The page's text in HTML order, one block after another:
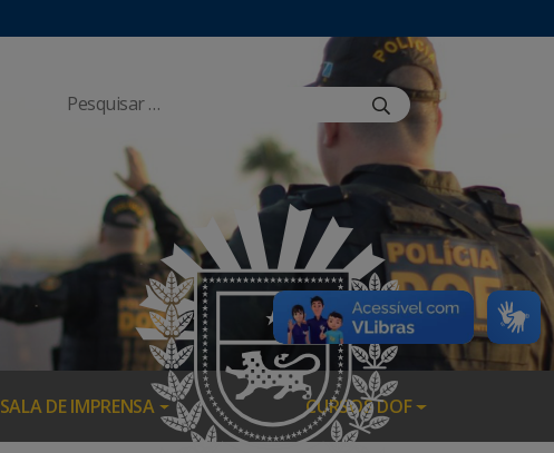
SALA DE IMPRENSA CURSOS DOF